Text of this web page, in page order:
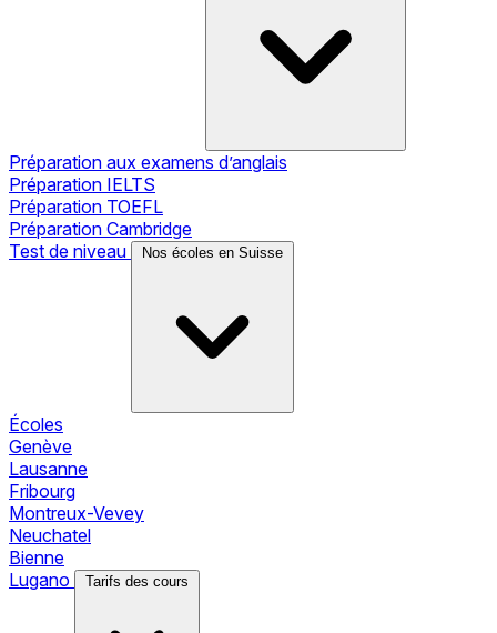
Préparation aux examens d’anglais
Préparation IELTS
Préparation TOEFL
Préparation Cambridge
Test de niveau
Nos écoles en Suisse
Écoles
Genève
Lausanne
Fribourg
Montreux-Vevey
Neuchatel
Bienne
Lugano
Tarifs des cours